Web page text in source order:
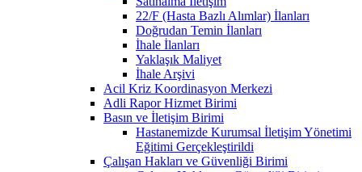
22/F (Hasta Bazlı Alımlar) İlanları
Doğrudan Temin İlanları
İhale İlanları
Yaklaşık Maliyet
İhale Arşivi
Acil Kriz Koordinasyon Merkezi
Adli Rapor Hizmet Birimi
Basın ve İletişim Birimi
Hastanemizde Kurumsal İletişim Yönetimi
Eğitimi Gerçekleştirildi
Çalışan Hakları ve Güvenliği Birimi